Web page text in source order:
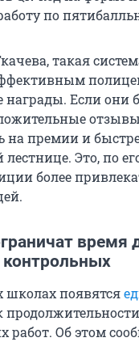
по
такая
Если они
на премии и
Это, по
более
время
контрольных
школах появятся
работ. Об этом